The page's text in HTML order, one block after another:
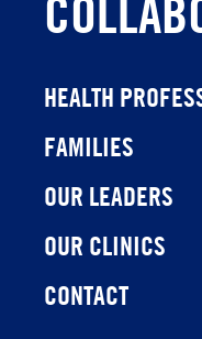
HEALTH
FAMILIES
OUR LEADERS
OUR CLINICS
CONTACT